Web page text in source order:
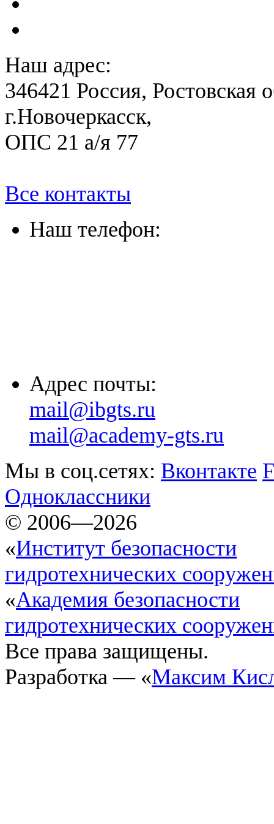
Наш адрес:
346421 Россия, Ростовская
г.Новочеркасск,
ОПС 21 а/я 77
Все контакты
Наш телефон:
Адрес почты:
mail@ibgts.ru
mail@academy-gts.ru
Мы в соц.сетях: Вконтакте
Одноклассники
© 2006—2026
«Институт безопасности
гидротехнических
«Академия безопасности
гидротехнических
Все права защищены.
Разработка — «Максим